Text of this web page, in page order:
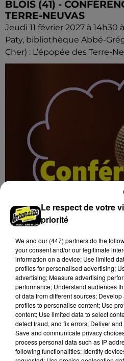
BLOIS (41) -
TERRE-NEUVAS
Jeudi 11 février 2027 à
Paty, bibliothèque Abbé-
Cher) : L’épopée des Terre-
17h02
BLOIS (41) -
MAUDITS ! »
Jeudi 4 février 2027 à
Paty, bibliothèque Abbé-
Cher) : « Soyez maudits ! »
déposées...
Le respect de votre
priorité
We and our (447) partnersdo the
your consent and/or our legitimate
information on a device; Use limited
profiles for personalised advertising;
advertising; Measure advertising
performance; Understand audiences
of data from different sources;
profiles to personalise content; Use
content; Use limited data to select
detect fraud, and fix errors; Deliver
Save and communicate privacy
process personal data such as IP
following functionalities: Identify